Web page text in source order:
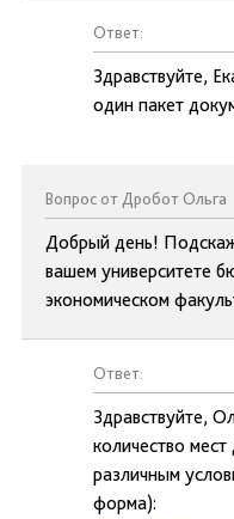
Ответ:
Здравствуйте,
один пакет
Вопрос от Дробот Ольга
Добрый день!
вашем университете
экономическом
Ответ:
Здравствуйте,
количество
различным
форма):